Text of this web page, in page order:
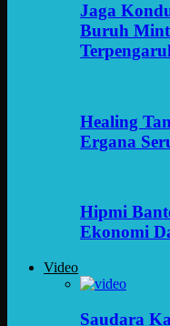
Jaga
Buruh
Healing
Ergana
Hipmi
Ekonomi
Video
Saudara